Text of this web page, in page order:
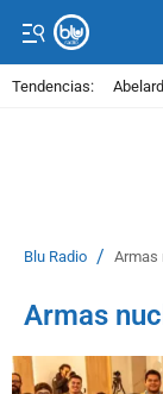
Tendencias:
Blu Radio / Armas
Armas